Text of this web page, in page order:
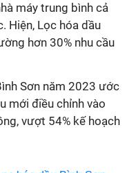
máy trung bình cả
Hiện, Lọc hóa dầu
hơn 30% nhu cầu
Sơn năm 2023 ước
mới điều chỉnh vào
vượt 54% kế hoạch